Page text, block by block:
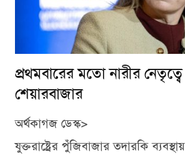
প্রথমবারের মতো নারীর নেতৃত্বে
শেয়ারবাজার
অর্থকাগজ ডেস্ক>
যুক্তরাষ্ট্রের পুঁজিবাজার তদারকি